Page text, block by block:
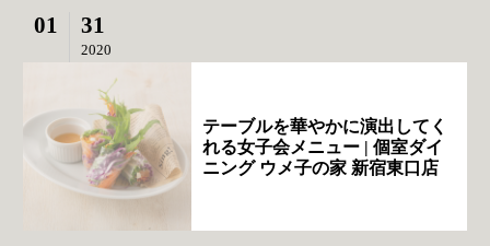
01 31
2020
テーブルを華やかに演出してく
れる女子会メニュー | 個室ダイ
ニング ウメ子の家 新宿東口店